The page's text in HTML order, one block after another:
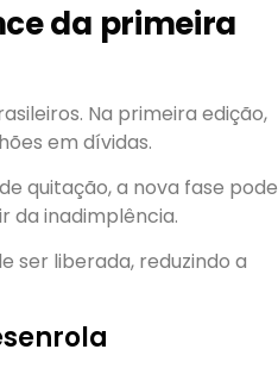
da primeira
Na primeira edição,
em dívidas.
quitação, a nova fase pode
da inadimplência.
ser liberada, reduzindo a